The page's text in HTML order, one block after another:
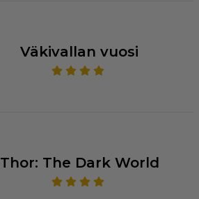
Väkivallan vuosi
Thor: The Dark World